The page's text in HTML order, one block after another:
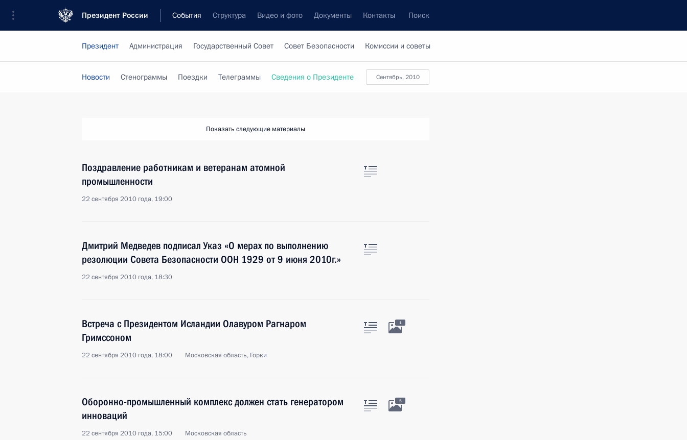
Президент России События Структура Видео и фото Документы Контакты Поиск
Президент Администрация Государственный Совет Совет Безопасности Комиссии и советы
сентябрь, 2010
Новости Стенограммы Поездки Телеграммы Сведения о Президенте
Показать следующие материалы
Поздравление работникам и ветеранам атомной
промышленности
22 сентября 2010 года, 19:00
Дмитрий Медведев подписал Указ «О мерах по выполнению
резолюции Совета Безопасности ООН 1929 от 9 июня 2010г.»
22 сентября 2010 года, 18:30
Встреча с Президентом Исландии Олавуром Рагнаром
Гримссоном
22 сентября 2010 года, 18:00 Московская область, Горки
1
Оборонно-промышленный комплекс должен стать генератором
инноваций
22 сентября 2010 года, 15:00 Московская область
5